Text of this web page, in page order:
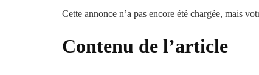
Cette annonce n’a pas encore été chargée, mais
Contenu de l’article